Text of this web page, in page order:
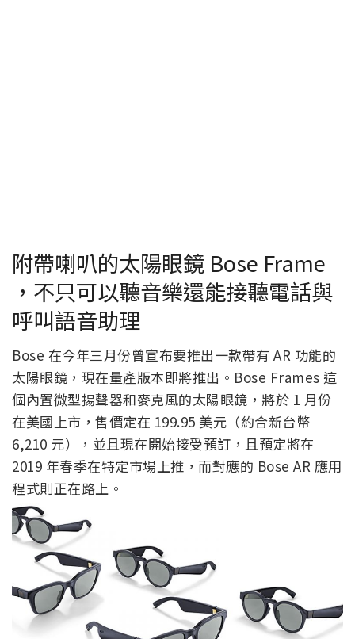
附帶喇叭的太陽眼鏡 Bose Frame
，不只可以聽音樂還能接聽電話與
呼叫語音助理
Bose 在今年三月份曾宣布要推出一款帶有 AR 功能的
太陽眼鏡，現在量產版本即將推出。Bose Frames 這
個內置微型揚聲器和麥克風的太陽眼鏡，將於 1 月份
在美國上市，售價定在 199.95 美元（約合新台幣
6,210 元），並且現在開始接受預訂，且預定將在
2019 年春季在特定市場上推，而對應的 Bose AR 應用
程式則正在路上。